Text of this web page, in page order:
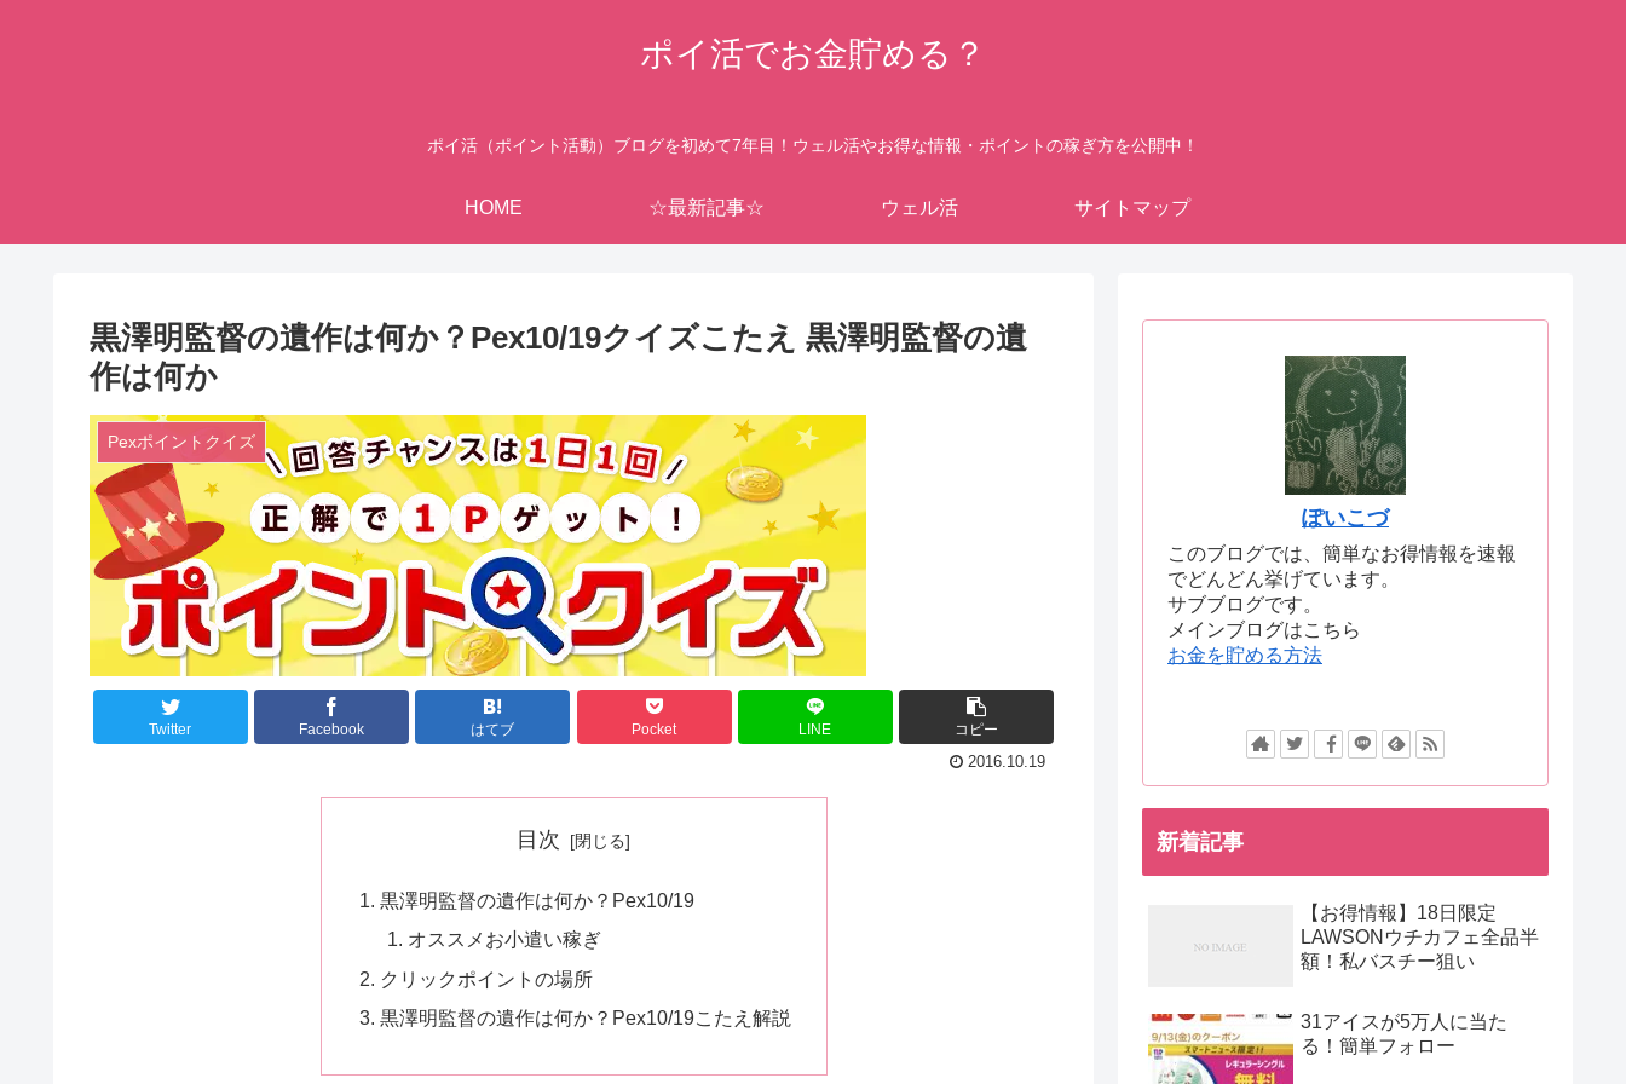
ポイ活でお金貯める？
ポイ活（ポイント活動）ブログを初めて7年目！ウェル活やお得な情報・ポイントの稼ぎ方を公開中！
HOME ☆最新記事☆ ウェル活 サイトマップ
黒澤明監督の遺作は何か？Pex10/19クイズこたえ 黒澤明監督の遺
作は何か
Pexポイントクイズ
Twitter Facebook はてブ Pocket LINE
コピー
2016.10.19
目次
黒澤明監督の遺作は何か？Pex10/19
オススメお小遣い稼ぎ
クリックポイントの場所
黒澤明監督の遺作は何か？Pex10/19こたえ解説
ぽいこづ
このブログでは、簡単なお得情報を速報
でどんどん挙げています。
サブブログです。
メインブログはこちら
お金を貯める方法
新着記事
【お得情報】18日限定
LAWSONウチカフェ全品半
額！私バスチー狙い
31アイスが5万人に当た
る！簡単フォロー